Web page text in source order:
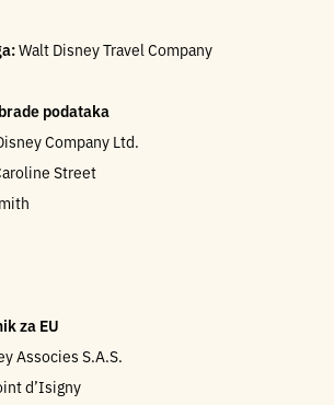
Walt Disney Travel Company
podataka
Company Ltd.
Street
za EU
Associes S.A.S.
d’Isigny